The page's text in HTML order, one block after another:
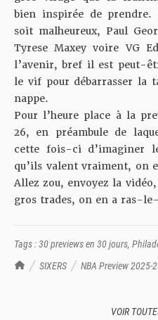
TrashTalk Actu NBA
SIXERS
NBA Preview 2025-
bien inspirée de prendre.
soit malheureux, Paul
Tyrese Maxey voire VG
l’avenir, bref il est peut-
le vif pour débarrasser la
nappe.
Pour l’heure place à la
26, en préambule de
cette fois-ci d’imaginer
qu’ils valent vraiment, on
Allez zou, envoyez la
gros trades, on en a ras-
Tags :30 previews en 30 jours,
VOIR